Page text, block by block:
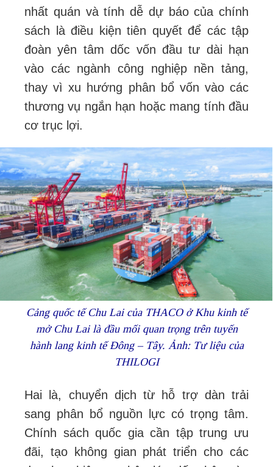
nhất quán và tính dễ dự báo của chính
sách là điều kiện tiên quyết để các tập
đoàn yên tâm dốc vốn đầu tư dài hạn
vào các ngành công nghiệp nền tảng,
thay vì xu hướng phân bổ vốn vào các
thương vụ ngắn hạn hoặc mang tính đầu
cơ trục lợi.
Cảng quốc tế Chu Lai của THACO ở Khu kinh tế
mở Chu Lai là đầu mối quan trọng trên tuyến
hành lang kinh tế Đông – Tây. Ảnh: Tư liệu của
THILOGI
Hai là, chuyển dịch từ hỗ trợ dàn trải
sang phân bổ nguồn lực có trọng tâm.
Chính sách quốc gia cần tập trung ưu
đãi, tạo không gian phát triển cho các